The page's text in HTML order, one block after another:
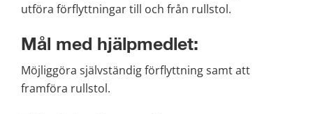
utföra förflyttningar till och från rullstol.
Mål med hjälpmedlet:
Möjliggöra självständig förflyttning samt att
framföra rullstol.